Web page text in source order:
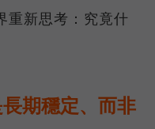
重新思考：究竟什
期穩定、而非